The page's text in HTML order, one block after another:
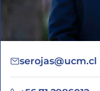
serojas@ucm.cl